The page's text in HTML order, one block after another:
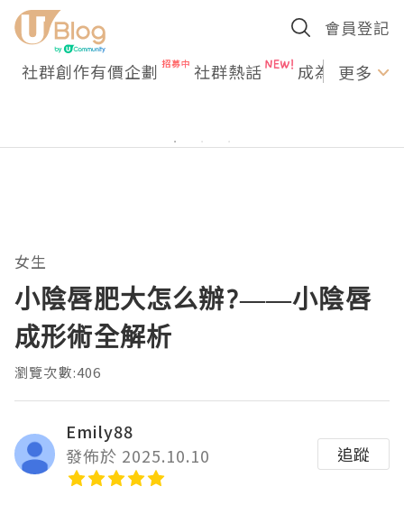
會員登記
社群創作有價企劃 社群熱話 成為U更多
女生
小陰唇肥大怎么辦?——小陰唇
成形術全解析
瀏覽次數:406
Emily88
發佈於 2025.10.10
追蹤